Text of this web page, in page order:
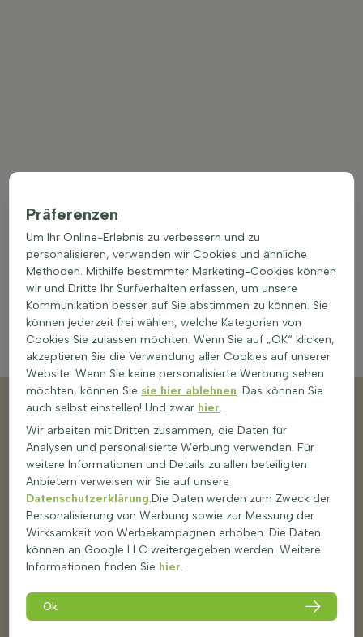
Kundenservice
Benötigen Sie Hilfe bei Ihrer Bestellung oder bei der
Auswahl des richtigen Baumes oder der richtigen Pflanze?
Wir sind für Sie da!
0283 192 630 06
Heute geöffnet von 09:00 - 17:00
E-Mail senden
Folgen Sie Heijnen Pflanzen
Erhalten Sie unsere neuesten Trends und Tipps.
Präferenzen
Um Ihr Online-Erlebnis zu verbessern und zu
personalisieren, verwenden wir Cookies und ähnliche
Methoden. Mithilfe bestimmter Marketing-Cookies können
wir und Dritte Ihr Surfverhalten erfassen, um unsere
Kommunikation besser auf Sie abstimmen zu können. Sie
können jederzeit frei wählen, welche Kategorien von
Cookies Sie zulassen möchten. Wenn Sie auf „OK“ klicken,
akzeptieren Sie die Verwendung aller Cookies auf unserer
Website. Wenn Sie keine personalisierte Werbung sehen
möchten, können Sie sie hier ablehnen. Das können Sie
auch selbst einstellen! Und zwar hier.
Wir arbeiten mit Dritten zusammen, die Daten für
Analysen und personalisierte Werbung verwenden. Für
weitere Informationen und Details zu allen beteiligten
Anbietern verweisen wir Sie auf unsere
Datenschutzerklärung.Die Daten werden zum Zweck der
Personalisierung von Werbung sowie zur Messung der
Wirksamkeit von Werbekampagnen erhoben. Die Daten
können an Google LLC weitergegeben werden. Weitere
Informationen finden Sie hier.
Ok